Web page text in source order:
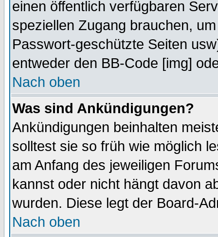
einen öffentlich verfügbaren
speziellen Zugang brauchen,
Passwort-geschützte Seiten
entweder den BB-Code [img]
Nach oben
Was sind Ankündigungen?
Ankündigungen beinhalten
solltest sie so früh wie möglich
am Anfang des jeweiligen
kannst oder nicht hängt davon
wurden. Diese legt der Board-
Nach oben